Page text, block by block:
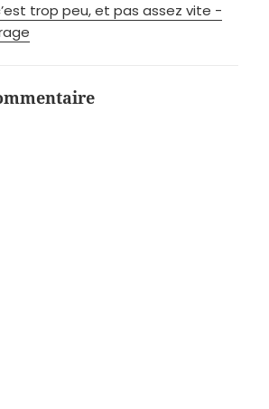
trop peu, et pas assez vite -